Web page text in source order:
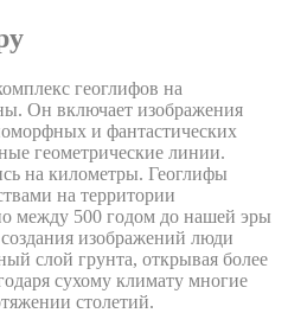
геоглифов на
Он включает изображения
и фантастических
геометрические линии.
на километры. Геоглифы
на территории
между 500 годом до нашей эры
изображений люди
слой грунта, открывая более
сухому климату многие
столетий.